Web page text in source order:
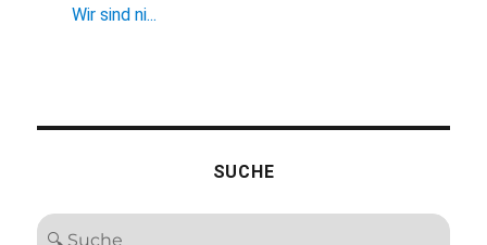
Wir sind ni...
SUCHE